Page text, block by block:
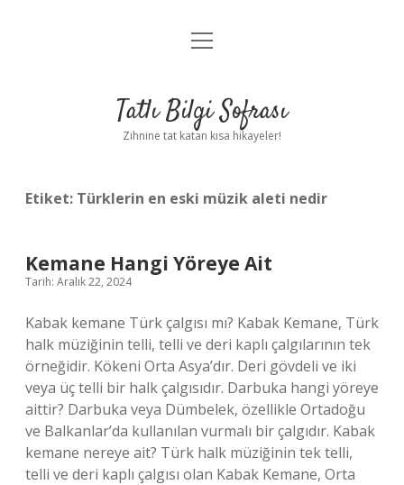
Anasayfa
Yasal Uyarı
menüyü
Tatlı Bilgi Sofrası
Zihnine tat katan kısa hikayeler!
Etiket: Türklerin en eski müzik aleti nedir
Kemane Hangi Yöreye Ait
Tarih: Aralık 22, 2024
Kabak kemane Türk çalgısı mı? Kabak Kemane, Türk
halk müziğinin telli, telli ve deri kaplı çalgılarının tek
örneğidir. Kökeni Orta Asya’dır. Deri gövdeli ve iki
veya üç telli bir halk çalgısıdır. Darbuka hangi yöreye
aittir? Darbuka veya Dümbelek, özellikle Ortadoğu
ve Balkanlar’da kullanılan vurmalı bir çalgıdır. Kabak
kemane nereye ait? Türk halk müziğinin tek telli,
telli ve deri kaplı çalgısı olan Kabak Kemane, Orta